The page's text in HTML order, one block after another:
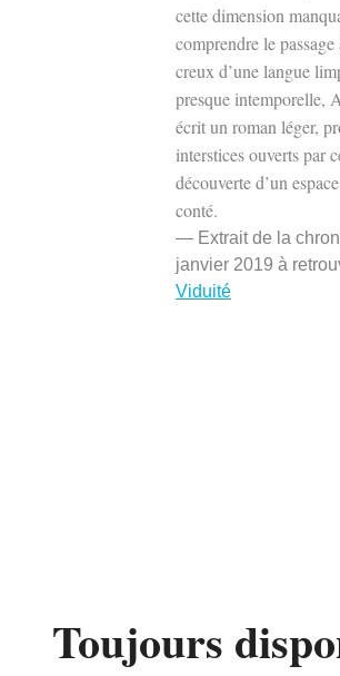
cette dimension
comprendre le
creux d’une langue
presque intemporelle,
écrit un roman léger,
interstices ouverts par
découverte d’un
conté.
— Extrait de la
janvier 2019 à
Viduité
Toujours